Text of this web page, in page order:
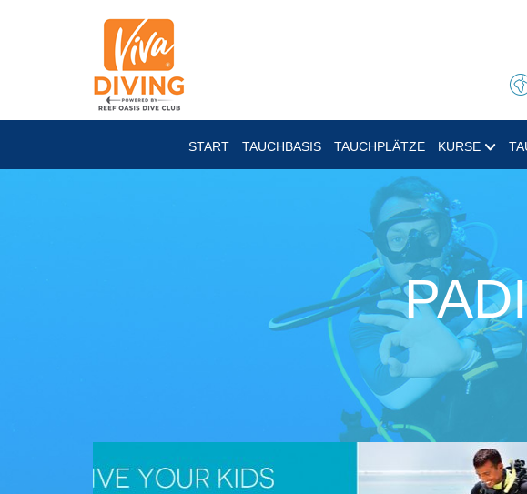
START TAUCHBASIS TAUCHPLÄTZE KURSE